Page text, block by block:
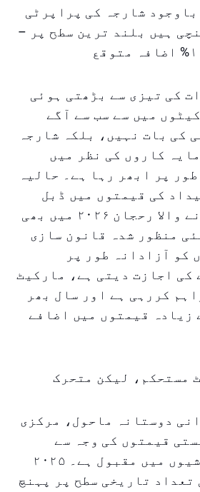
شارجہ کی پراپرٹی
ہیں بلند ترین سطح پر –
کی تیزی سے بڑھتی ہوئی
میں سے سب سے آگے
کی بات نہیں، بلکہ شارجہ
کاروں کی نظر میں
طور پر ابھر رہا ہے۔ حالیہ
کی قیمتوں میں ڈبل
ڈیجیٹ نمو دکھانے والا رحجان ۲۰۲۶ میں بھی
منظور شدہ قانون سازی
کو آزادانہ طور پر
کی اجازت دیتی ہے، مارکیٹ
کررہی ہے اور سال بھر
۱۰% سے زیادہ قیمتوں میں اضافے
مستحکم، لیکن متحرک
دوستانہ ماحول، مرکزی
قیمتوں کی وجہ سے
جائیداد کے متلاشیوں میں مقبول ہے۔ ۲۰۲۵
تعداد تاریخی سطح پر پہنچ